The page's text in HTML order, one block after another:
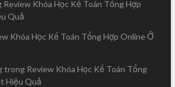
Review Khóa Học Kế Toán Tổng Hợp
Quả
Khóa Học Kế Toán Tổng Hợp Online Ở
trong Review Khóa Học Kế Toán Tổng
Hiệu Quả